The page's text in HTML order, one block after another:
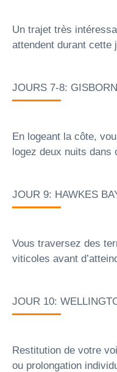
Un trajet très
attendent durant cette
JOURS 7-8:
En logeant la côte,
logez deux nuits dans
JOUR 9: HAWKES
Vous traversez des
viticoles avant
JOUR 10:
Restitution de votre
ou prolongation